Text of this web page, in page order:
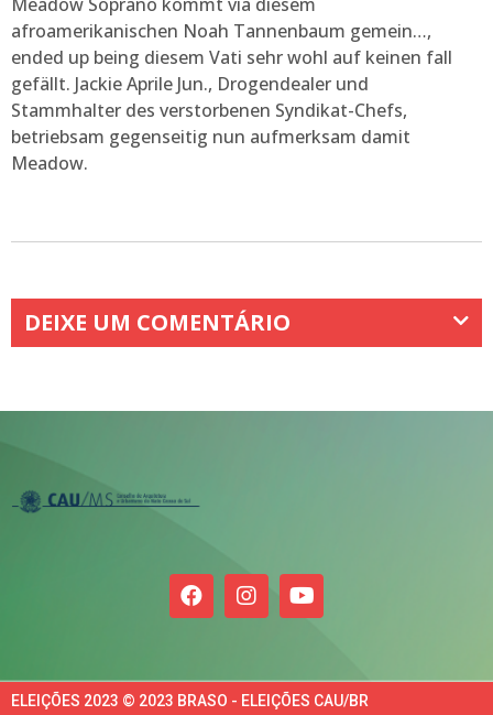
afroamerikanischen Noah Tannenbaum gemein…,
ended up being diesem Vati sehr wohl auf keinen fall
gefällt. Jackie Aprile Jun., Drogendealer und
Stammhalter des verstorbenen Syndikat-Chefs,
betriebsam gegenseitig nun aufmerksam damit
Meadow.
DEIXE UM COMENTÁRIO
ELEIÇÕES 2023 © 2023 BRASO - ELEIÇÕES CAU/BR